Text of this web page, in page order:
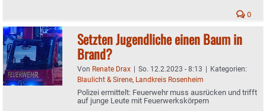
0
Setzten Jugendliche einen Baum in
Brand?
Von Renate Drax | So. 12.2.2023 - 8:13 | Kategorien:
Blaulicht & Sirene, Landkreis Rosenheim
Polizei ermittelt: Feuerwehr muss ausrücken und trifft
auf junge Leute mit Feuerwerkskörpern